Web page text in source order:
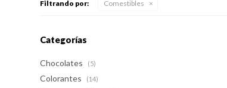
Filtrando por: Comestibles
Categorías
Chocolates (5)
Colorantes (14)